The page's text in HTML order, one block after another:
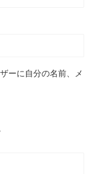
ーに自分の名前、メ